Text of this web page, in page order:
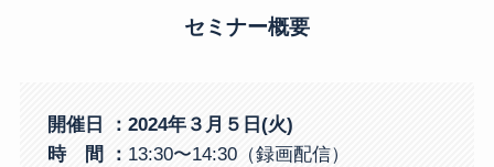
セミナー概要
開催日 ：2024年３月５日(火)
時 間 ： 13:30〜14:30（録画配信）